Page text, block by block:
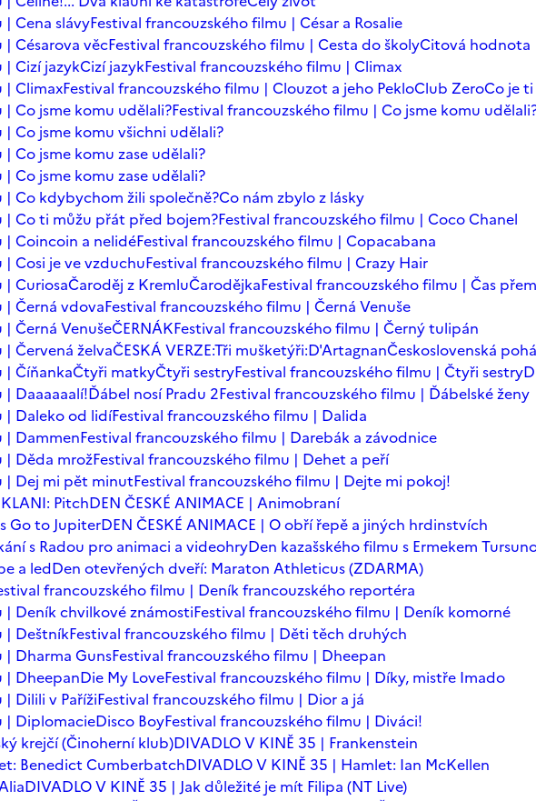
Cena slávyFestival francouzského filmu | César a Rosalie
Césarova věcFestival francouzského filmu | Cesta do školyCitová hodnota
| Cizí jazykCizí jazykFestival francouzského filmu | Climax
| ClimaxFestival francouzského filmu | Clouzot a jeho PekloClub ZeroCo je
Co jsme komu udělali?Festival francouzského filmu | Co jsme komu
Co jsme komu všichni udělali?
Co jsme komu zase udělali?
Co jsme komu zase udělali?
| Co kdybychom žili společně?Co nám zbylo z lásky
| Co ti můžu přát před bojem?Festival francouzského filmu | Coco Chanel
| Coincoin a nelidéFestival francouzského filmu | Copacabana
Cosi je ve vzduchuFestival francouzského filmu | Crazy Hair
| CuriosaČaroděj z KremluČarodějkaFestival francouzského filmu | Čas
| Černá vdovaFestival francouzského filmu | Černá Venuše
Černá VenušeČERNÁKFestival francouzského filmu | Černý tulipán
Červená želvaČESKÁ VERZE:Tři mušketýři:D'ArtagnanČeskoslovenská
| ČíňankaČtyři matkyČtyři sestryFestival francouzského filmu | Čtyři sestry
Daaaaaalí!Ďábel nosí Pradu 2Festival francouzského filmu | Ďábelské ženy
| Daleko od lidíFestival francouzského filmu | Dalida
| DammenFestival francouzského filmu | Darebák a závodnice
| Děda mrožFestival francouzského filmu | Dehet a peří
| Dej mi pět minutFestival francouzského filmu | Dejte mi pokoj!
PitchDEN ČESKÉ ANIMACE | Animobraní
Go to JupiterDEN ČESKÉ ANIMACE | O obří řepě a jiných hrdinstvích
s Radou pro animaci a videohryDen kazašského filmu s Ermekem
a ledDen otevřených dveří: Maraton Athleticus (ZDARMA)
francouzského filmu | Deník francouzského reportéra
| Deník chvilkové známostiFestival francouzského filmu | Deník komorné
| DeštníkFestival francouzského filmu | Děti těch druhých
| Dharma GunsFestival francouzského filmu | Dheepan
| DheepanDie My LoveFestival francouzského filmu | Díky, mistře Imado
Dilili v PařížiFestival francouzského filmu | Dior a já
| DiplomacieDisco BoyFestival francouzského filmu | Diváci!
krejčí (Činoherní klub)DIVADLO V KINĚ 35 | Frankenstein
Benedict CumberbatchDIVADLO V KINĚ 35 | Hamlet: Ian McKellen
DIVADLO V KINĚ 35 | Jak důležité je mít Filipa (NT Live)